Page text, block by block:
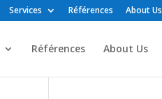
Services Références About Us
Références About Us